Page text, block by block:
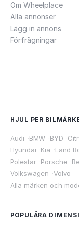
Om Wheelplace
Alla annonser
Lägg in annons
Förfrågningar
HJUL PER
Audi ·BMW ·BYD ·
Hyundai ·Kia ·Land
Polestar ·Porsche ·
Volkswagen ·Volvo
Alla märken och
POPULÄRA